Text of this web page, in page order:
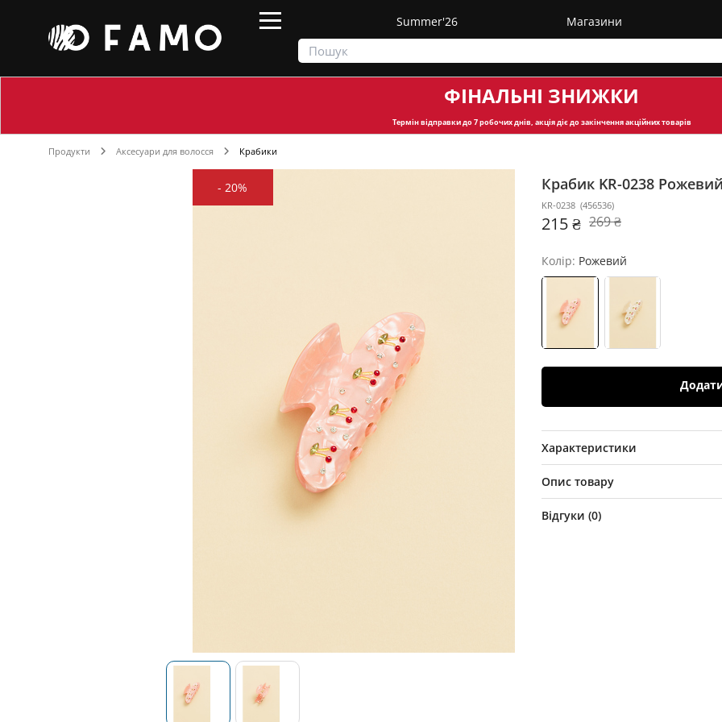
Summer'26 Магазини
ФІНАЛЬНІ ЗНИЖКИ
Термін відправкидо 7 робочих днів, акція діє до закінчення акційних товарів
Продукти Аксесуари для волосся Крабики
-20% Крабик KR-0238 Рожевий
KR-0238 (456536)
215 ₴ 269 ₴
Колір: Рожевий
Характеристики
Опис товару
Відгуки (0)